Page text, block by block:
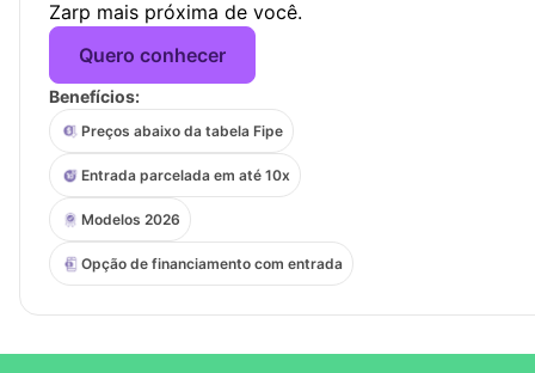
Zarp mais próxima de você.
Quero conhecer
Benefícios:
Preços abaixo da tabela Fipe
Entrada parcelada em até 10x
Modelos 2026
Opção de financiamento com entrada